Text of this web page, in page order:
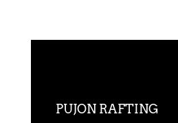
PUJON RAFTING